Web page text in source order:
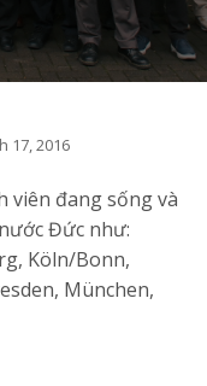
17, 2016
viên đang sống và
Đức như:
Köln/Bonn,
München,